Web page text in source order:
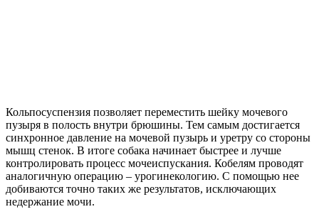
Кольпосуспензия позволяет переместить шейку мочевого
пузыря в полость внутри брюшины. Тем самым достигается
синхронное давление на мочевой пузырь и уретру со стороны
мышц стенок. В итоге собака начинает быстрее и лучше
контролировать процесс мочеиспускания. Кобелям проводят
аналогичную операцию – урогинекологию. С помощью нее
добиваются точно таких же результатов, исключающих
недержание мочи.